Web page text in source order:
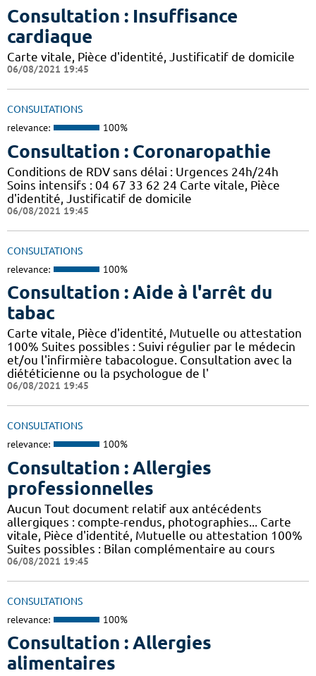
Consultation : Insuffisance
cardiaque
Carte vitale, Pièce d'identité, Justificatif de domicile
06/08/2021 19:45
CONSULTATIONS
relevance: 100%
Consultation : Coronaropathie
Conditions de RDV sans délai : Urgences 24h/24h
Soins intensifs : 04 67 33 62 24 Carte vitale, Pièce
d'identité, Justificatif de domicile
06/08/2021 19:45
CONSULTATIONS
relevance: 100%
Consultation : Aide à l'arrêt du
tabac
Carte vitale, Pièce d'identité, Mutuelle ou attestation
100% Suites possibles : Suivi régulier par le médecin
et/ou l'infirmière tabacologue. Consultation avec la
diététicienne ou la psychologue de l'
06/08/2021 19:45
CONSULTATIONS
relevance: 100%
Consultation : Allergies
professionnelles
Aucun Tout document relatif aux antécédents
allergiques : compte-rendus, photographies... Carte
vitale, Pièce d'identité, Mutuelle ou attestation 100%
Suites possibles : Bilan complémentaire au cours
06/08/2021 19:45
CONSULTATIONS
relevance: 100%
Consultation : Allergies
alimentaires